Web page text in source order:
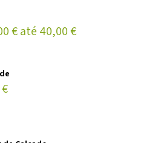
€ até 40,00 €